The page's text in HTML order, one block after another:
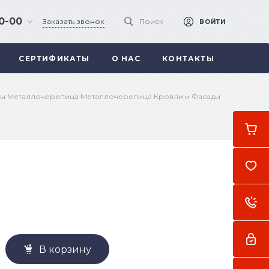
00 Заказать звонок Поиск ВОЙТИ
СЕРТИФИКАТЫ О НАС КОНТАКТЫ
Металлочерепица Металлочерепица Кровли и Фасады
В корзину